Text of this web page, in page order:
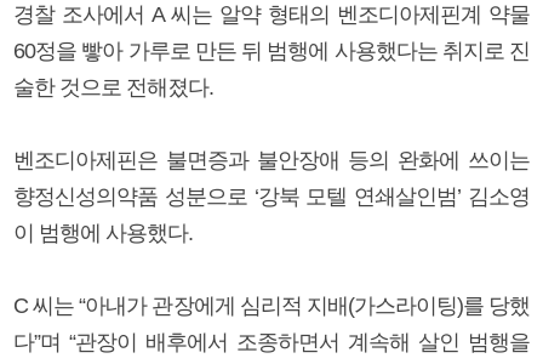
경찰 조사에서 A 씨는 알약 형태의 벤조디아제핀계 약물
60정을 빻아 가루로 만든 뒤 범행에 사용했다는 취지로 진
술한 것으로 전해졌다.
벤조디아제핀은 불면증과 불안장애 등의 완화에 쓰이는
향정신성의약품 성분으로 ‘강북 모텔 연쇄살인범’ 김소영
이 범행에 사용했다.
C 씨는 “아내가 관장에게 심리적 지배(가스라이팅)를 당했
다”며 “관장이 배후에서 조종하면서 계속해 살인 범행을